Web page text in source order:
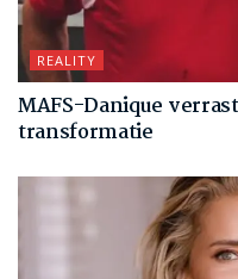
REALITY
MAFS-Danique
transformatie